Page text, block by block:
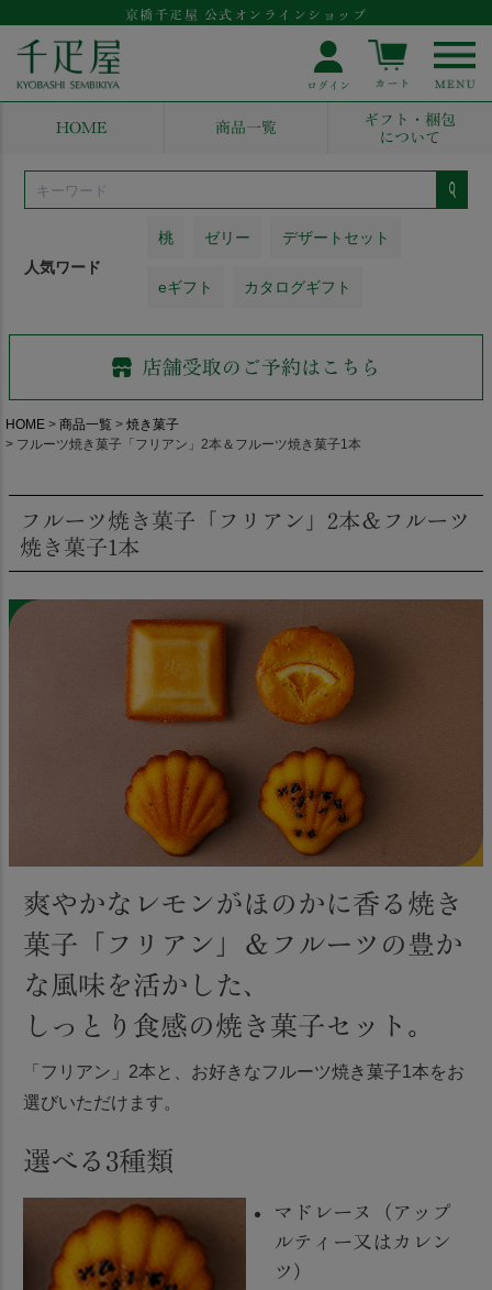
京橋千疋屋 公式オンラインショップ
HOME 商品一覧
ギフト・梱包
について
人気ワード
桃 ゼリー デザートセット
eギフト カタログギフト
HOME 商品一覧
焼き菓子
フルーツ焼き菓子「フリアン」2本＆フルーツ焼き菓子1本
フルーツ焼き菓子「フリアン」2本＆フルーツ
焼き菓子1本
爽やかなレモンがほのかに香る焼き
菓子「フリアン」＆フルーツの豊か
な風味を活かした、
しっとり食感の焼き菓子セット。
「フリアン」2本と、お好きなフルーツ焼き菓子1本をお
選びいただけます。
選べる3種類
マドレーヌ（アップ
ルティー又はカレン
ツ）